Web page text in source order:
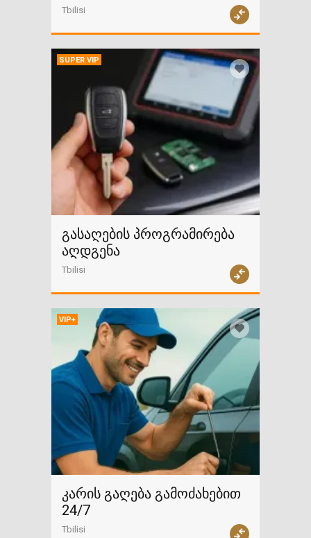
Tbilisi
SUPER VIP
გასაღების პროგრამირება
აღდგენა
Tbilisi
VIP+
კარის გაღება გამოძახებით
24/7
Tbilisi